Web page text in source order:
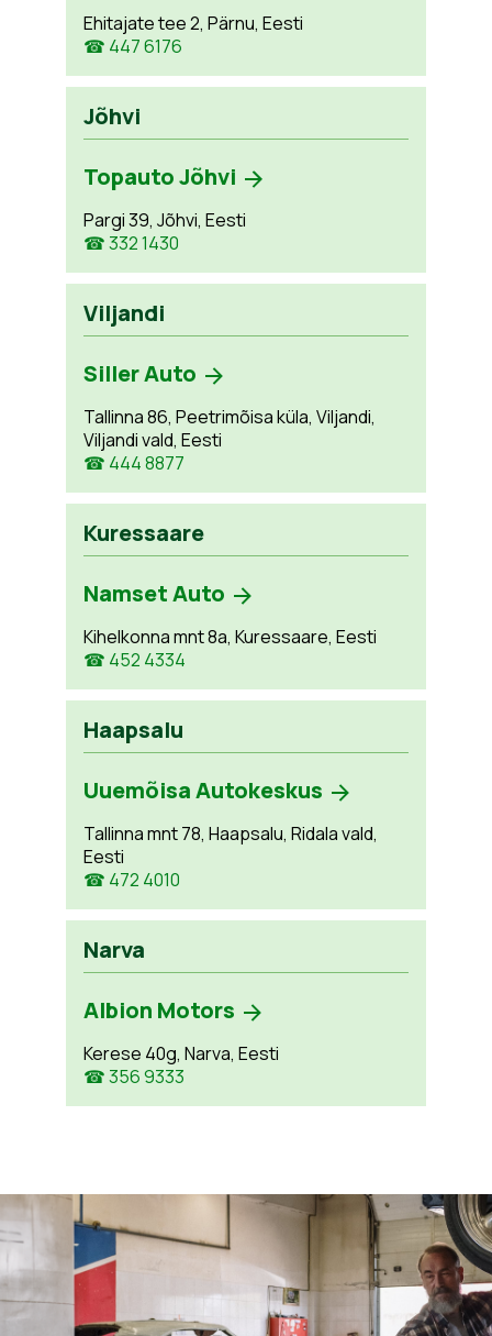
Ehitajate tee 2, Pärnu, Eesti
☎ 447 6176
Jõhvi
Topauto Jõhvi
Pargi 39, Jõhvi, Eesti
☎ 332 1430
Viljandi
Siller Auto
Tallinna 86, Peetrimõisa küla, Viljandi,
Viljandi vald, Eesti
☎ 444 8877
Kuressaare
Namset Auto
Kihelkonna mnt 8a, Kuressaare, Eesti
☎ 452 4334
Haapsalu
Uuemõisa Autokeskus
Tallinna mnt 78, Haapsalu, Ridala vald,
Eesti
☎ 472 4010
Narva
Albion Motors
Kerese 40g, Narva, Eesti
☎ 356 9333